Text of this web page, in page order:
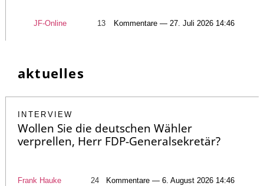
JF-Online 13 Kommentare — 27. Juli 2026 14:46
aktuelles
INTERVIEW
Wollen Sie die deutschen Wähler
verprellen, Herr FDP-Generalsekretär?
Frank Hauke 24 Kommentare — 6. August 2026 14:46